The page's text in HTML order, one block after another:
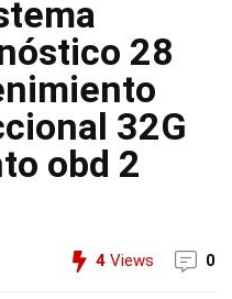
28
32G
obd 2
4 Views 0